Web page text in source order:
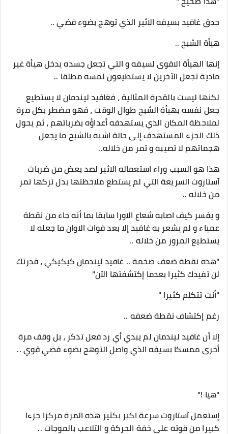
حدق غافيد بسيفه الاثير الذي توهج بضوء فضي ..
هيأة الشبح ..
إنها الهيأة الاقوى لسيفه و التي تجعل جسده يدخل هيأة غير
مادية تجعل الآخرين لا يستطيعون لمسه مطلقا ..
لكنها ليست بالقدرة المثالية ، فغافيد ليندمان لا يستطيع
جعل نفسه بهيأة الشبح طوال الوقت ، فهو مضطر بكل مرة
لملاحظة المكان الذي يستهدفه أعداؤه بضرباتهم ، ثم يحول
ذلك الجزء المستهدف إلى حالة اشبه بالشبح ما يجعل
هجماتهم لا تصيبه و تمر من خلاله..
هذا هو السبب وراء استعماله الاثير لصد بعض من ضربات
آستاروث السريعة التي لم يستطع ملاحظتها بدل تركها تمر
من خلاله ..
و يفسر كيف اصابه شعاع الاورا سابقا بما أنه جاء من نقطة
عمياء و لم يشعر به غافيد إلا بعد فوات الاوان ما جعله لا
يستطيع المرور من خلاله ..
"هذه نقطة ضعف ضخمة .. غافيد ليندمان كيكيكي ، قدرتك
لن تفيدك كثيرا بعدما إكتشفتها الآن"
"أنت تتكلم كثيرا "
رغم إكتشاف نقطة ضعفه ..
إلا أن غافيد ليندمان لم يبدي أي رد فعل تذكر ، بل وقف مرة
أخرى ممسكا بسيفه الذي واصل التوهج بضوء فضي قوي ..
"هيا !"
إستعمل آستاروث سرعة اكبر بكثير هذه المرة مركزا جزءا
كبيرا من قوته على خفة الحركة و التلاعب بالموجات ..